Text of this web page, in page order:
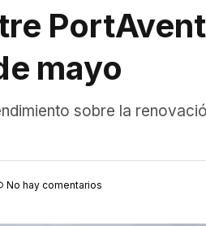
mayo
sobre la
No hay comentarios